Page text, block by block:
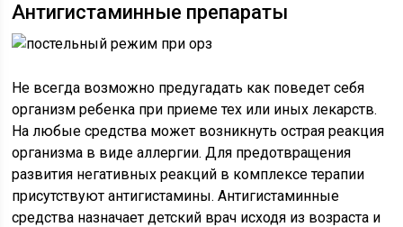
Антигистаминные препараты
Не всегда возможно предугадать как поведет себя
организм ребенка при приеме тех или иных лекарств.
На любые средства может возникнуть острая реакция
организма в виде аллергии. Для предотвращения
развития негативных реакций в комплексе терапии
присутствуют антигистамины. Антигистаминные
средства назначает детский врач исходя из возраста и